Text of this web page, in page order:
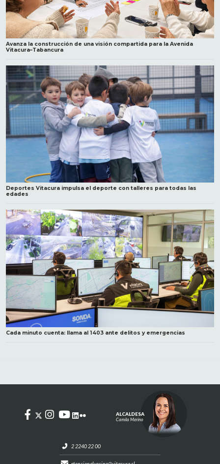
Avanza la construcción de una visión compartida para la Avenida
Vitacura–Tabancura
Deportes Vitacura impulsa el deporte con talleres para todas las
edades
Cada minuto cuenta: llama al 1403 ante delitos y emergencias
2 2240 22 00
ALCALDESA
Camila Merino